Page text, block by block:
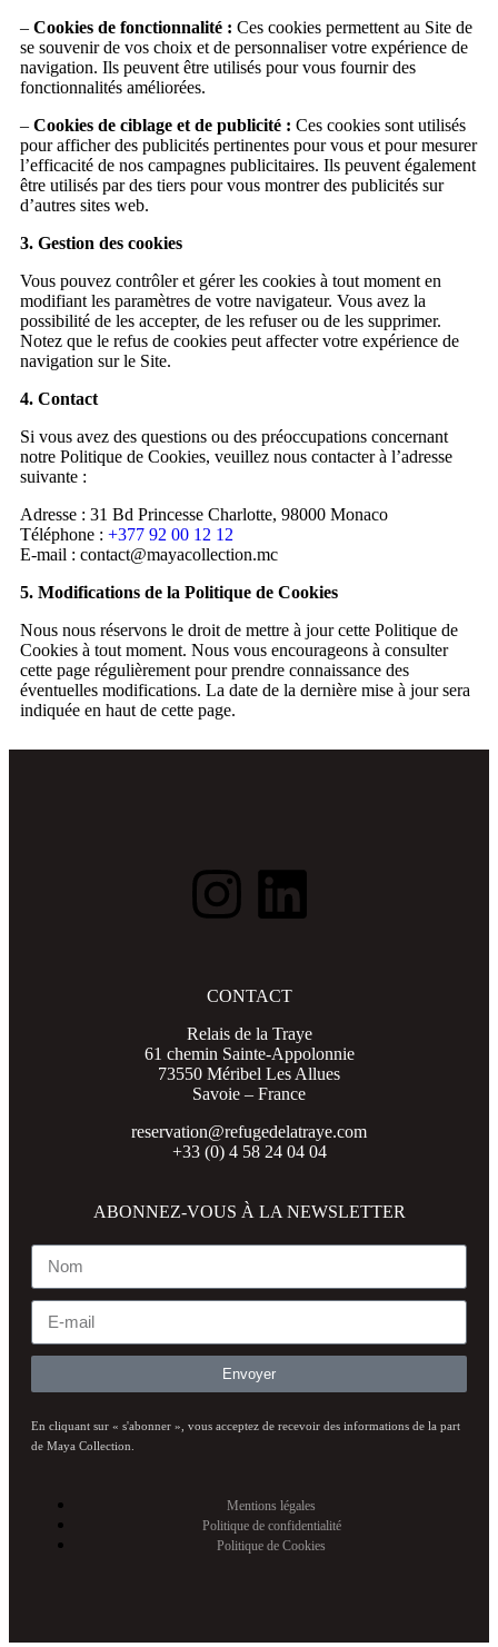
– Cookies de fonctionnalité : Ces cookies permettent au Site de
se souvenir de vos choix et de personnaliser votre expérience de
navigation. Ils peuvent être utilisés pour vous fournir des
fonctionnalités améliorées.
– Cookies de ciblage et de publicité : Ces cookies sont utilisés
pour afficher des publicités pertinentes pour vous et pour mesurer
l’efficacité de nos campagnes publicitaires. Ils peuvent également
être utilisés par des tiers pour vous montrer des publicités sur
d’autres sites web.
3. Gestion des cookies
Vous pouvez contrôler et gérer les cookies à tout moment en
modifiant les paramètres de votre navigateur. Vous avez la
possibilité de les accepter, de les refuser ou de les supprimer.
Notez que le refus de cookies peut affecter votre expérience de
navigation sur le Site.
4. Contact
Si vous avez des questions ou des préoccupations concernant
notre Politique de Cookies, veuillez nous contacter à l’adresse
suivante :
Adresse : 31 Bd Princesse Charlotte, 98000 Monaco
Téléphone : +377 92 00 12 12
E-mail : contact@mayacollection.mc
5. Modifications de la Politique de Cookies
Nous nous réservons le droit de mettre à jour cette Politique de
Cookies à tout moment. Nous vous encourageons à consulter
cette page régulièrement pour prendre connaissance des
éventuelles modifications. La date de la dernière mise à jour sera
indiquée en haut de cette page.
CONTACT
Relais de la Traye
61 chemin Sainte-Appolonnie
73550 Méribel Les Allues
Savoie – France
reservation@refugedelatraye.com
+33 (0) 4 58 24 04 04
ABONNEZ-VOUS À LA NEWSLETTER
Envoyer
En cliquant sur « s'abonner », vous acceptez de recevoir des informations de la part
de Maya Collection.
Mentions légales
Politique de confidentialité
Politique de Cookies